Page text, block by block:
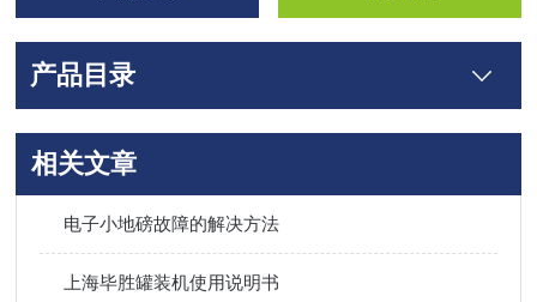
产品目录
相关文章
电子小地磅故障的解决方法
上海毕胜罐装机使用说明书